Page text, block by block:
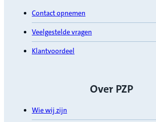
Contact opnemen
Veelgestelde vragen
Klantvoordeel
Over PZP
Wie wij zijn